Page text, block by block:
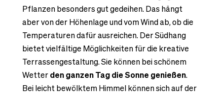
Pflanzen besonders gut gedeihen. Das hängt
aber von der Höhenlage und vom Wind ab, ob die
Temperaturen dafür ausreichen. Der Südhang
bietet vielfältige Möglichkeiten für die kreative
Terrassengestaltung. Sie können bei schönem
Wetterden ganzen Tag die Sonne genießen.
Bei leicht bewölktem Himmel können sich auf der